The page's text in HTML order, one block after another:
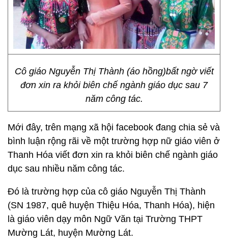
Cô giáo Nguyễn Thị Thành (áo hồng)bất ngờ viết
đơn xin ra khỏi biên chế ngành giáo dục sau 7
năm công tác.
Mới đây, trên mạng xã hội facebook đang chia sẻ và
bình luận rộng rãi về một trường hợp nữ giáo viên ở
Thanh Hóa viết đơn xin ra khỏi biên chế ngành giáo
dục sau nhiều năm công tác.
Đó là trường hợp của cô giáo Nguyễn Thị Thành
(SN 1987, quê huyện Thiệu Hóa, Thanh Hóa), hiện
là giáo viên dạy môn Ngữ Văn tại Trường THPT
Mường Lát, huyện Mường Lát.